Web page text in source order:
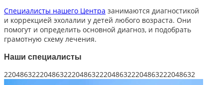
Специалисты нашего Центра занимаются диагностикой
и коррекцией эхолалии у детей любого возраста. Они
помогут и определить основной диагноз, и подобрать
грамотную схему лечения.
Наши специалисты
220486322204863222048632220486322204863222048632